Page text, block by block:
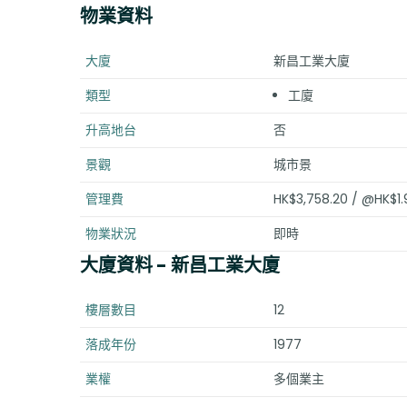
物業資料
大廈
新昌工業大廈
類型
工廈
升高地台
否
景觀
城市景
管理費
HK$3,758.20 /
物業狀況
即時
大廈資料- 新昌工業大廈
樓層數目
12
落成年份
1977
業權
多個業主